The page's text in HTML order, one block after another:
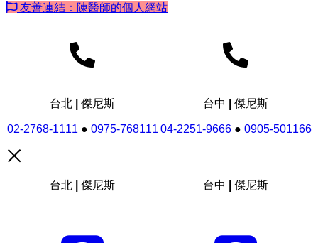
友善連結：陳醫師的個人網站
台北 | 傑尼斯
02-2768-1111 ● 0975-768111
台中 | 傑尼斯
04-2251-9666● 0905-501166
台北 | 傑尼斯 台中 | 傑尼斯